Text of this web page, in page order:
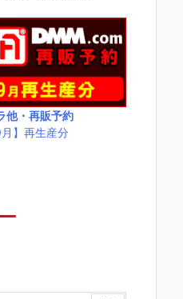
他・再販予約
】再生産分